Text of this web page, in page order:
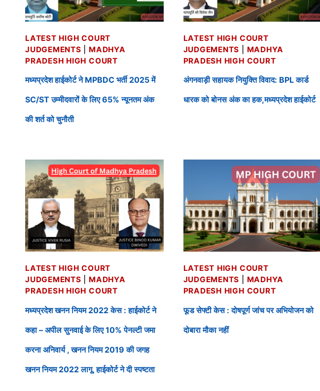
LATEST HIGH COURT
JUDGEMENTS
MADHYA
PRADESH HIGH COURT
मध्यप्रदेश हाईकोर्ट ने MPBDC भर्ती 2025 में
SC/ST उम्मीदवारों के लिए 65% न्यूनतम अंक
की शर्त को चुनौती
LATEST HIGH COURT
JUDGEMENTS
MADHYA
PRADESH HIGH COURT
अंगनवाड़ी सहायक नियुक्ति विवाद: BPL कार्ड
धारक को बोनस अंक का हक,मध्यप्रदेश हाईकोर्ट
LATEST HIGH COURT
JUDGEMENTS
MADHYA
PRADESH HIGH COURT
मध्यप्रदेश खनन नियम 2022 केस : हाईकोर्ट ने
कहा – अपील सुनवाई के लिए 10% पेनल्टी जमा
करना अनिवार्य , खनन नियम 2019 की जगह
खनन नियम 2022 लागू, हाईकोर्ट ने दी स्पष्टता
LATEST HIGH COURT
JUDGEMENTS
MADHYA
PRADESH HIGH COURT
फूड सेफ्टी केस : दोषपूर्ण जांच पर अभियोजन को
दोबारा मौका नहीं